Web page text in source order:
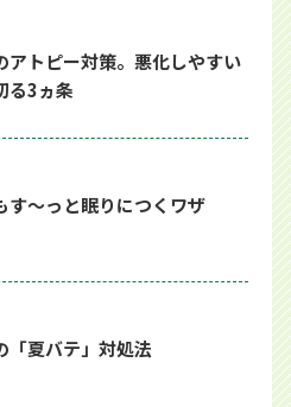
アトピー対策。悪化しやすい
る3ヵ条
す～っと眠りにつくワザ
「夏バテ」対処法